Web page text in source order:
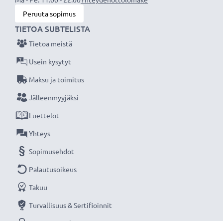
Peruuta sopimus
TIETOA SUBTELISTA
Tietoa meistä
Usein kysytyt
Maksu ja toimitus
Jälleenmyyjäksi
Luettelot
Yhteys
Sopimusehdot
Palautusoikeus
Takuu
Turvallisuus & Sertifioinnit